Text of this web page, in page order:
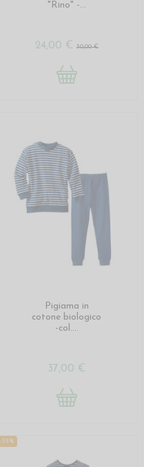
"Rino" -...
24,00 € 30,00 €
Pigiama in
cotone biologico
-col....
37,00 €
-35%